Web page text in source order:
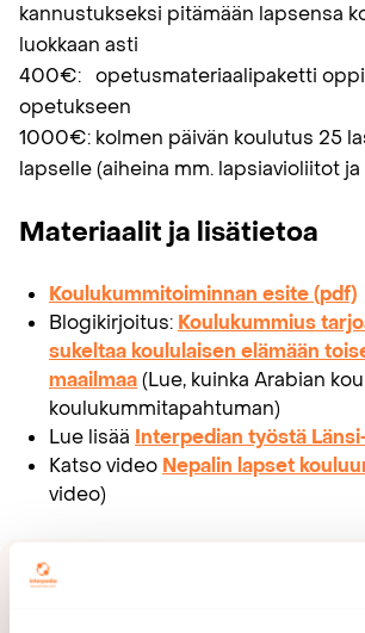
kannustukseksi pitämään lapsensa
luokkaan asti
400€: opetusmateriaalipaketti
opetukseen
1000€: kolmen päivän koulutus 25
lapselle (aiheina mm. lapsiavioliitot
Materiaalit ja lisätietoa
Koulukummitoiminnan esite (pdf)
Blogikirjoitus: Koulukummius
sukeltaa koululaisen elämään
maailmaa(Lue, kuinka Arabian
koulukummitapahtuman)
Lue lisää Interpedian työstä
Katso video Nepalin lapset
video)